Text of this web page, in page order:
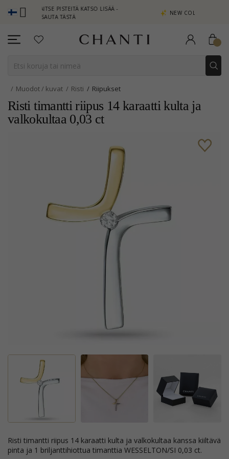
PISTEITÄ KATSO LISÄÄ -
TÄSTÄ
NEW COLLECTION | AURA
Muodot / kuvat Risti Riipukset
Risti timantti riipus 14 karaatti kulta ja
valkokultaa 0,03 ct
risti timantti riipus 14 karaatti kulta ja valkokultaa kanssa kiiltävä
pinta ja 1 briljanttihiottua timanttia WESSELTON/SI 0,03 ct.